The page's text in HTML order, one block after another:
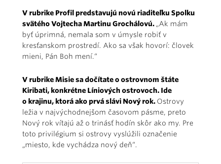
V rubrike Profil predstavujú novú riaditeľku Spolku
svätého Vojtecha Martinu Grochálovú. „Ak mám
byť úprimná, nemala som v úmysle robiť v
kresťanskom prostredí. Ako sa však hovorí: človek
mieni, Pán Boh mení.“
V rubrike Misie sa dočítate o ostrovnom štáte
Kiribati, konkrétne Líniových ostrovoch. Ide
o krajinu, ktorá ako prvá slávi Nový rok. Ostrovy
ležia v najvýchodnejšom časovom pásme, preto
Nový rok vítajú až o trinásť hodín skôr ako my. Pre
toto privilégium si ostrovy vyslúžili označenie
„miesto, kde vychádza nový deň“.